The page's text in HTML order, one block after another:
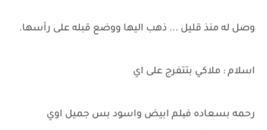
وصل له منذ قليل ... ذهب اليها ووضع قبله على رأسها.
اسلام : ملاكي بتتفرج على اي
رحمه بسعاده فیلم ابيض واسود بس جميل اوي